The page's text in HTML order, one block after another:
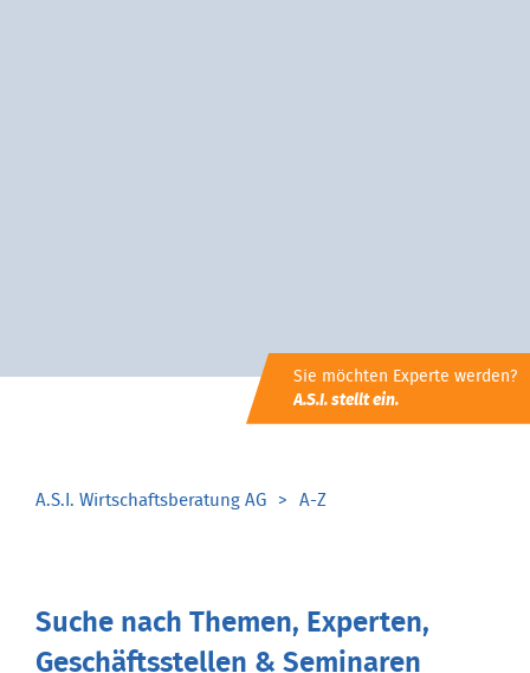
Sie möchten Experte werden?
A.S.I. stellt ein.
A.S.I. Wirtschaftsberatung AG A-Z
Suche nach Themen, Experten,
Geschäftsstellen & Seminaren